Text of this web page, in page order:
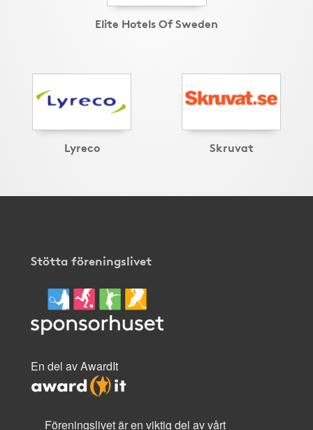
Elite Hotels Of Sweden
Lyreco Skruvat
Stötta föreningslivet
En del av AwardIt
Föreningslivet är en viktig del av vårt